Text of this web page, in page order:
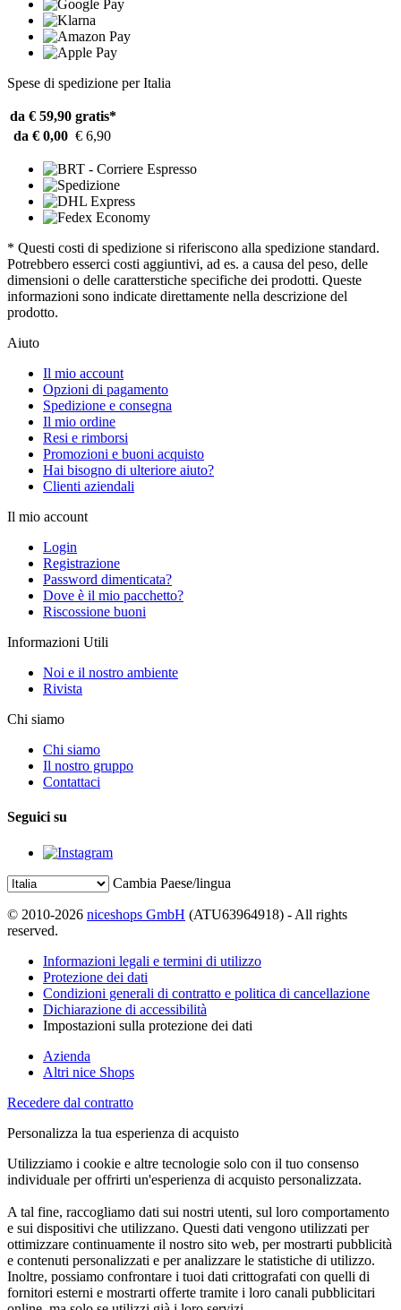
Spese di spedizione per Italia
da € 59,90 gratis*
da € 0,00 € 6,90
* Questi costi di spedizione si riferiscono alla spedizione standard.
Potrebbero esserci costi aggiuntivi, ad es. a causa del peso, delle
dimensioni o delle caratterstiche specifiche dei prodotti. Queste
informazioni sono indicate direttamente nella descrizione del
prodotto.
Aiuto
Il mio account
Opzioni di pagamento
Spedizione e consegna
Il mio ordine
Resi e rimborsi
Promozioni e buoni acquisto
Hai bisogno di ulteriore aiuto?
Clienti aziendali
Il mio account
Login
Registrazione
Password dimenticata?
Dove è il mio pacchetto?
Riscossione buoni
Informazioni Utili
Noi e il nostro ambiente
Rivista
Chi siamo
Chi siamo
Il nostro gruppo
Contattaci
Seguici su
Cambia Paese/lingua
© 2010-2026 niceshops GmbH (ATU63964918) - All rights
reserved.
Informazioni legali e termini di utilizzo
Protezione dei dati
Condizioni generali di contratto e politica di cancellazione
Dichiarazione di accessibilità
Impostazioni sulla protezione dei dati
Azienda
Altri nice Shops
Recedere dal contratto
Personalizza la tua esperienza di acquisto
Utilizziamo i cookie e altre tecnologie solo con il tuo consenso
individuale per offrirti un'esperienza di acquisto personalizzata.
A tal fine, raccogliamo dati sui nostri utenti, sul loro comportamento
e sui dispositivi che utilizzano. Questi dati vengono utilizzati per
ottimizzare continuamente il nostro sito web, per mostrarti pubblicità
e contenuti personalizzati e per analizzare le statistiche di utilizzo.
Inoltre, possiamo confrontare i tuoi dati crittografati con quelli di
fornitori esterni e mostrarti offerte tramite i loro canali pubblicitari